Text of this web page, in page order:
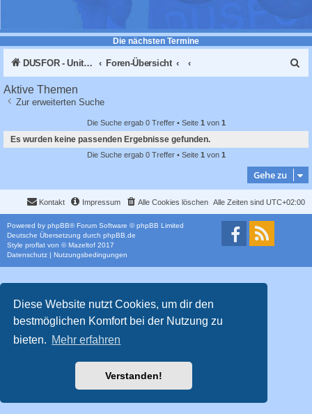
Diese Website nutzt Cookies, um dir den
bestmöglichen Komfort bei der Nutzung zu
bieten. Mehr erfahren
Verstanden!
Die nächsten Termine
DUSFOR - United Sk8 Nations :: Inline skaten in Düsseldorf Foren-Übersicht
Aktive Themen
Zur erweiterten Suche
Die Suche ergab 0 Treffer • Seite 1 von 1
Es wurden keine passenden Ergebnisse gefunden.
Die Suche ergab 0 Treffer • Seite 1 von 1
Gehe zu
Alle Zeiten sind UTC+02:00
Alle Cookies löschen
Impressum
Kontakt
Powered by phpBB® Forum Software © phpBB Limited
Deutsche Übersetzung durch phpBB.de
Style proflat von ©Mazeltof 2017
Datenschutz | Nutzungsbedingungen